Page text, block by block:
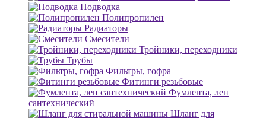
Подводка
Полипропилен
Радиаторы
Смесители
Тройники, переходники
Трубы
Фильтры, гофра
Фитинги резьбовые
Фумлента, лен
сантехнический
Шланг для